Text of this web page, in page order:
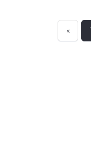
« 1